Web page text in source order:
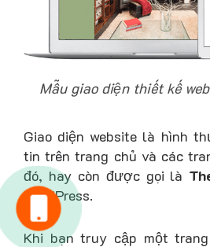
Mẫu giao diện thiết kế
Giao diện website là hình
tin trên trang chủ và các
đó, hay còn được gọi là
WordPress.
Khi bạn truy cập một
HOTLINE: 0981.040.368
KINH DOANH: 094.303.4334